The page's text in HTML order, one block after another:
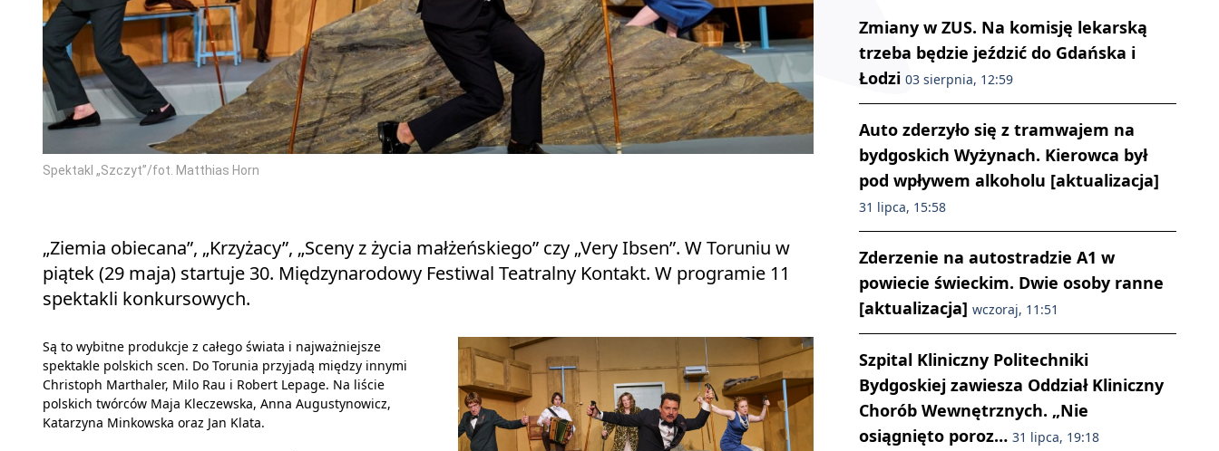
Spektakl „Szczyt”/fot. Matthias Horn
„Ziemia obiecana”, „Krzyżacy”, „Sceny z życia małżeńskiego” czy „Very Ibsen”. W Toruniu w
piątek (29 maja) startuje 30. Międzynarodowy Festiwal Teatralny Kontakt. W programie 11
spektakli konkursowych.
Są to wybitne produkcje z całego świata i najważniejsze
spektakle polskich scen. Do Torunia przyjadą między innymi
Christoph Marthaler, Milo Rau i Robert Lepage. Na liście
polskich twórców Maja Kleczewska, Anna Augustynowicz,
Katarzyna Minkowska oraz Jan Klata.
Zmiany w ZUS. Na komisję lekarską
trzeba będzie jeździć do Gdańska i
Łodzi 03 sierpnia, 12:59
Auto zderzyło się z tramwajem na
bydgoskich Wyżynach. Kierowca był
pod wpływem alkoholu [aktualizacja]
31 lipca, 15:58
Zderzenie na autostradzie A1 w
powiecie świeckim. Dwie osoby ranne
[aktualizacja] wczoraj, 11:51
Szpital Kliniczny Politechniki
Bydgoskiej zawiesza Oddział Kliniczny
Chorób Wewnętrznych. „Nie
osiągnięto poroz… 31 lipca, 19:18